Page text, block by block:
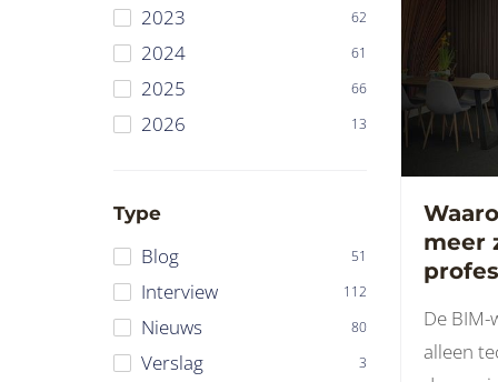
2023 62
2024 61
2025 66
2026 13
Type
Blog 51
Interview 112
Nieuws 80
Verslag 3
meer
De
alleen